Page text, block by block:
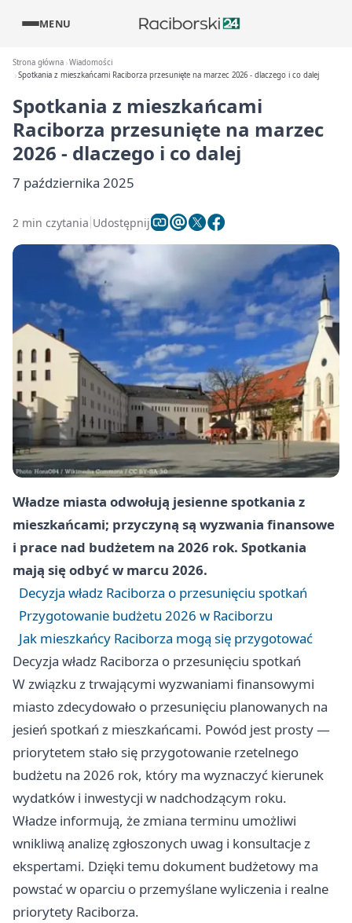
MENU
Strona główna Wiadomości
Spotkania z mieszkańcami Raciborza przesunięte na marzec 2026 - dlaczego i co dalej
Spotkania z mieszkańcami
Raciborza przesunięte na marzec
2026 - dlaczego i co dalej
7 października 2025
2 min czytania Udostępnij
Władze miasta odwołują jesienne spotkania z
mieszkańcami; przyczyną są wyzwania finansowe
i prace nad budżetem na 2026 rok. Spotkania
mają się odbyć w marcu 2026.
Decyzja władz Raciborza o przesunięciu spotkań
Przygotowanie budżetu 2026 w Raciborzu
Jak mieszkańcy Raciborza mogą się przygotować
Decyzja władz Raciborza o przesunięciu spotkań
W związku z trwającymi wyzwaniami finansowymi
miasto zdecydowało o przesunięciu planowanych na
jesień spotkań z mieszkańcami. Powód jest prosty —
priorytetem stało się przygotowanie rzetelnego
budżetu na 2026 rok, który ma wyznaczyć kierunek
wydatków i inwestycji w nadchodzącym roku.
Władze informują, że zmiana terminu umożliwi
wnikliwą analizę zgłoszonych uwag i konsultacje z
ekspertami. Dzięki temu dokument budżetowy ma
powstać w oparciu o przemyślane wyliczenia i realne
priorytety Raciborza.